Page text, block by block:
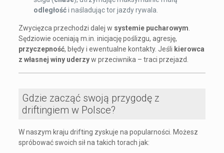
odległośći naśladując tor jazdy rywala.
Zwycięzca przechodzi dalej w systemie pucharowym.
Sędziowie oceniają m.in. inicjację poślizgu, agresję,
przyczepność, błędy i ewentualne kontakty. Jeśli kierowca
z własnej winy uderzyw przeciwnika – traci przejazd.
Gdzie zacząć swoją przygodę z
driftingiem w Polsce?
W naszym kraju drifting zyskuje na popularności. Możesz
spróbować swoich sił na takich torach jak: